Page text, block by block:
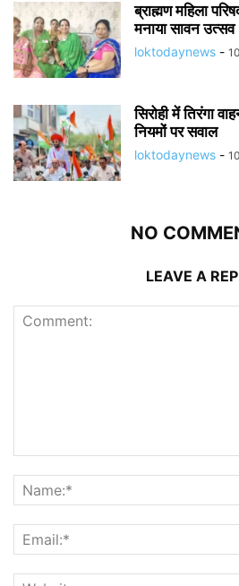
ब्राह्मण महिला
मनाया सावन उत्सव
loktodaynews -
सिरोही में तिरंगा
नियमों पर सवाल
loktodaynews -
NO
LEAVE A